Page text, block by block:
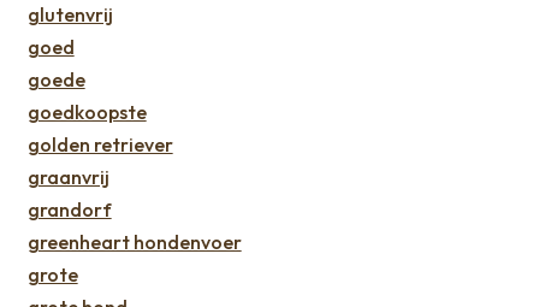
glutenvrij
goed
goede
goedkoopste
golden retriever
graanvrij
grandorf
greenheart hondenvoer
grote